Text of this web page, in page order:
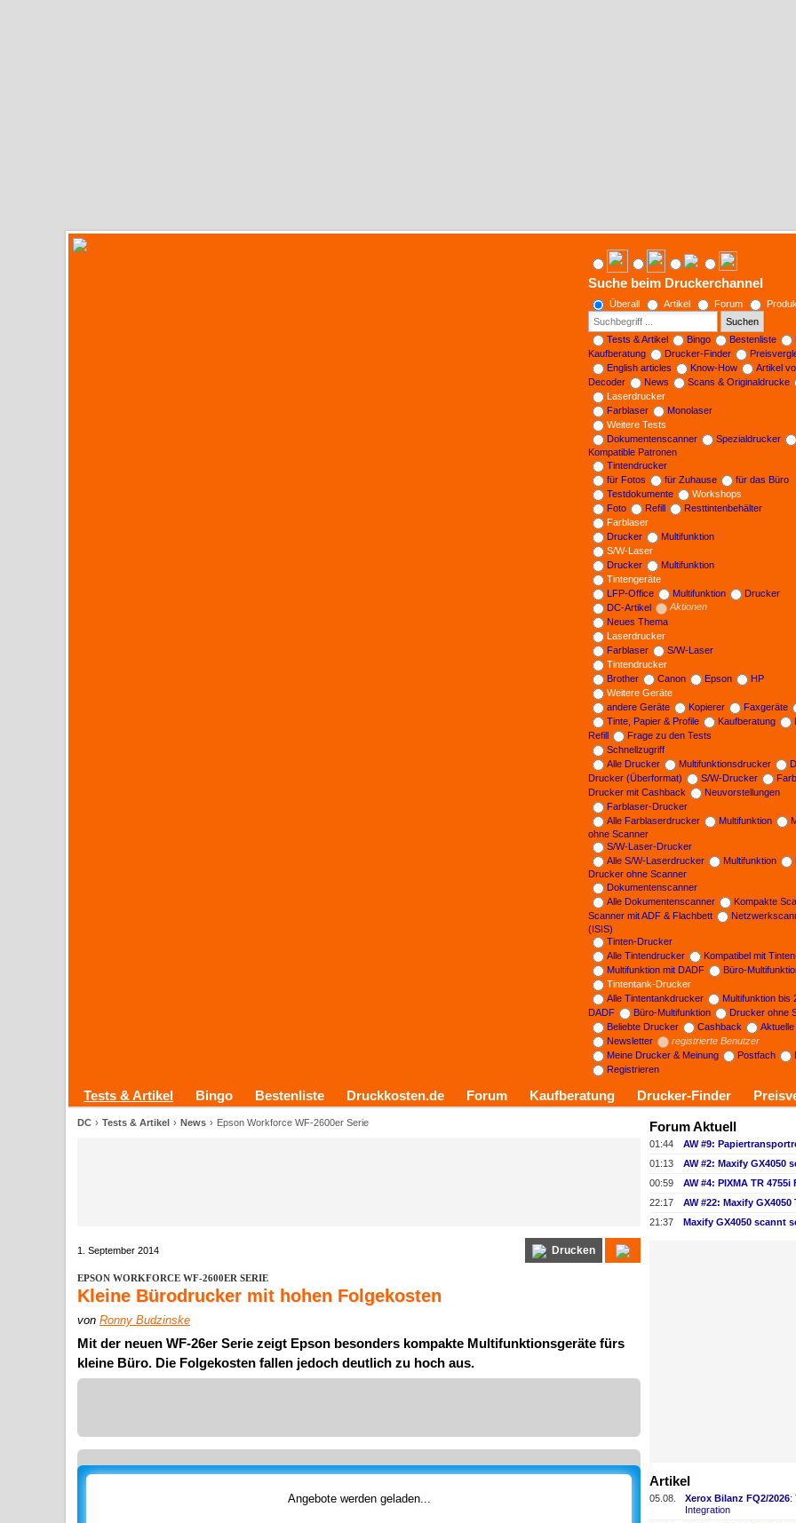
Suche beim Druckerchannel
Überall Artikel Forum
Suchen
Tests & Artikel
Bingo Bestenliste
Kaufberatung
Drucker-Finder
English articles
Know-How Artikel
Decoder
News Scans & Originaldrucke
Laserdrucker
Farblaser
Monolaser
Weitere Tests
Dokumentenscanner
Spezialdrucker
Kompatible Patronen
Tintendrucker
für Fotos
für Zuhause
für das Büro
Testdokumente
Workshops
Foto
Refill
Resttintenbehälter
Farblaser
Drucker
Multifunktion
S/W-Laser
Drucker
Multifunktion
Tintengeräte
LFP-Office
Multifunktion
Drucker
DC-Artikel
Aktionen
Neues Thema
Laserdrucker
Farblaser
S/W-Laser
Tintendrucker
Brother
Canon Epson
HP
Weitere Geräte
andere Geräte
Kopierer Faxgeräte
Tinte, Papier & Profile
Kaufberatung
Refill
Frage zu den Tests
Schnellzugriff
Alle Drucker
Multifunktionsdrucker
Drucker (Überformat)
S/W-Drucker
Drucker mit Cashback
Neuvorstellungen
Farblaser-Drucker
Alle Farblaserdrucker
Multifunktion
ohne Scanner
S/W-Laser-Drucker
Alle S/W-Laserdrucker
Multifunktion
Drucker ohne Scanner
Dokumentenscanner
Alle Dokumentenscanner
Kompakte
Scanner mit ADF & Flachbett
(ISIS)
Tinten-Drucker
Alle Tintendrucker
Kompatibel mit
Multifunktion mit DADF
Büro-
Tintentank-Drucker
Alle Tintentankdrucker
Multifunktion bis
DADF
Büro-Multifunktion
Drucker ohne
Beliebte Drucker
Cashback
Newsletter
registrierte Benutzer
Meine Drucker & Meinung
Postfach
Registrieren
Tests & Artikel Bingo Bestenliste Druckkosten.de Forum Kaufberatung Drucker-Finder
DC Tests & Artikel News Epson Workforce WF-2600er Serie
1. September 2014 Drucken
EPSON WORKFORCE WF-2600ER SERIE
Kleine Bürodrucker mit hohen Folgekosten
von Ronny Budzinske
Mit der neuen WF-26er Serie zeigt Epson besonders kompakte Multifunktionsgeräte fürs
kleine Büro. Die Folgekosten fallen jedoch deutlich zu hoch aus.
Angebote werden geladen...
Forum Aktuell
01:44
01:13
AW #2: Maxify GX4050
00:59
AW #4: PIXMA TR
22:17
21:37
Maxify GX4050 scannt
Artikel
05.08.
Xerox Bilanz FQ2/2026:
Integration